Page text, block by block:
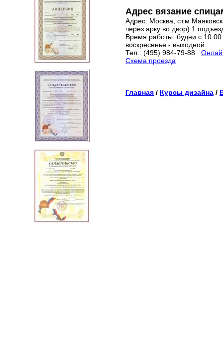
Адрес вязание
Адрес: Москва, ст.м
через арку во двор) 1
Время работы: будни с
воскресенье - выходной.
Тел.: (495) 984-79-88
Схема проезда
Главная / Курсы дизайна /